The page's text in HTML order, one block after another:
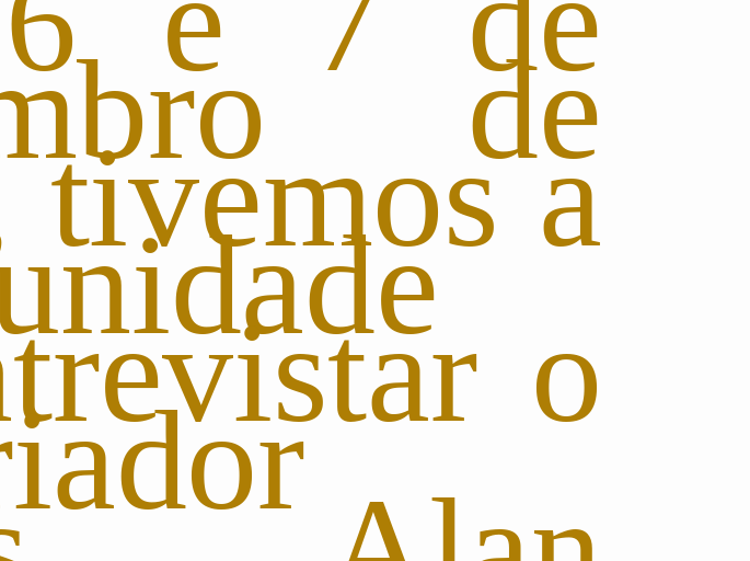
de
tivemos a
o